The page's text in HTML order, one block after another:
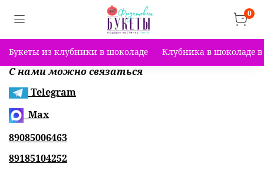
0
Букеты из клубники в шоколаде Клубника в шоколаде в
С нами можно связаться
Telegram
Max
89085006463
89185104252